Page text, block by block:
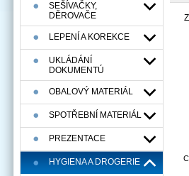
SEŠÍVAČKY,
DĚROVAČE
LEPENÍ A KOREKCE
UKLÁDÁNÍ
DOKUMENTÚ
OBALOVÝ MATERIÁL
SPOTŘEBNÍ MATERIÁL
PREZENTACE
HYGIENA A DROGERIE